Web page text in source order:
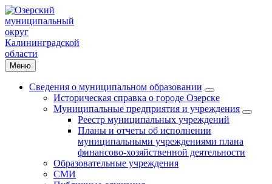
Меню
Сведения о муниципальном образовании
Историческая справка о городе Озерске
Муниципальные предприятия и учреждения
Реестр муниципальных учреждений
Планы и отчеты об исполнении
муниципальными учреждениями плана
финансово-хозяйственной деятельности
Образовательные учреждения
СМИ